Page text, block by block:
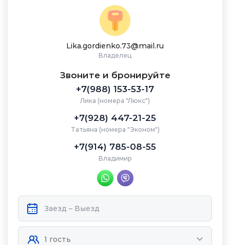
Lika.gordienko.73@mail.ru
Владелец
Звоните и бронируйте
+7(988) 153-53-17
Лика (номера "Люкс")
+7(928) 447-21-25
Татьяна (номера "Эконом")
+7(914) 785-08-55
Владимир